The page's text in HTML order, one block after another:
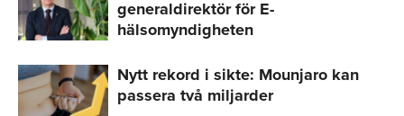
generaldirektör för E-
hälsomyndigheten
Nytt rekord i sikte: Mounjaro kan
passera två miljarder